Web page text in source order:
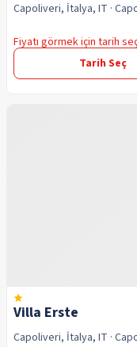
Capoliveri, İtalya, IT ·
Fiyatı görmek için tarih
Tarih Seç
Villa Erste
Capoliveri, İtalya, IT ·